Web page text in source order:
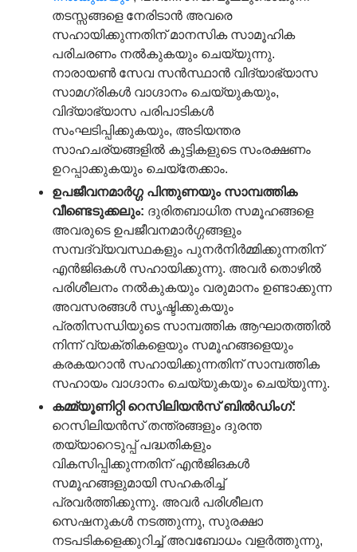
തടസ്സങ്ങളെ നേരിടാൻ അവരെ
സഹായിക്കുന്നതിന് മാനസിക സാമൂഹിക
പരിചരണം നൽകുകയും ചെയ്യുന്നു.
നാരായൺ സേവ സൻസ്ഥാൻ വിദ്യാഭ്യാസ
സാമഗ്രികൾ വാഗ്ദാനം ചെയ്യുകയും,
വിദ്യാഭ്യാസ പരിപാടികൾ
സംഘടിപ്പിക്കുകയും, അടിയന്തര
സാഹചര്യങ്ങളിൽ കുട്ടികളുടെ സംരക്ഷണം
ഉറപ്പാക്കുകയും ചെയ്തേക്കാം.
ഉപജീവനമാർഗ്ഗ പിന്തുണയും സാമ്പത്തിക
വീണ്ടെടുക്കലും: ദുരിതബാധിത സമൂഹങ്ങളെ
അവരുടെ ഉപജീവനമാർഗ്ഗങ്ങളും
സമ്പദ്‌വ്യവസ്ഥകളും പുനർനിർമ്മിക്കുന്നതിന്
എൻ‌ജി‌ഒകൾ സഹായിക്കുന്നു. അവർ തൊഴിൽ
പരിശീലനം നൽകുകയും വരുമാനം ഉണ്ടാക്കുന്ന
അവസരങ്ങൾ സൃഷ്ടിക്കുകയും
പ്രതിസന്ധിയുടെ സാമ്പത്തിക ആഘാതത്തിൽ
നിന്ന് വ്യക്തികളെയും സമൂഹങ്ങളെയും
കരകയറാൻ സഹായിക്കുന്നതിന് സാമ്പത്തിക
സഹായം വാഗ്ദാനം ചെയ്യുകയും ചെയ്യുന്നു.
കമ്മ്യൂണിറ്റി റെസിലിയൻസ് ബിൽഡിംഗ്:
റെസിലിയൻസ് തന്ത്രങ്ങളും ദുരന്ത
തയ്യാറെടുപ്പ് പദ്ധതികളും
വികസിപ്പിക്കുന്നതിന് എൻ‌ജി‌ഒകൾ
സമൂഹങ്ങളുമായി സഹകരിച്ച്
പ്രവർത്തിക്കുന്നു. അവർ പരിശീലന
സെഷനുകൾ നടത്തുന്നു, സുരക്ഷാ
നടപടികളെക്കുറിച്ച് അവബോധം വളർത്തുന്നു,